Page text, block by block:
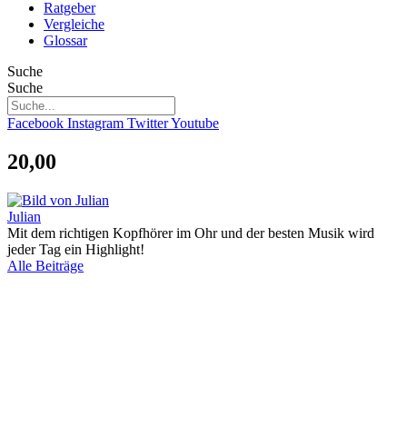
Ratgeber
Vergleiche
Glossar
Suche
Suche
Facebook Instagram TwitterYoutube
20,00
Julian
Mit dem richtigen Kopfhörer im Ohr und der besten Musik wird
jeder Tag ein Highlight!
Alle Beiträge